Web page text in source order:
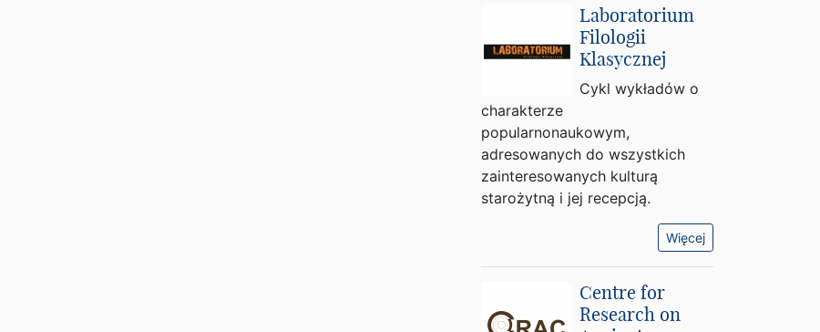
Laboratorium
Filologii
Klasycznej
Cykl wykładów o
charakterze
popularnonaukowym,
adresowanych do wszystkich
zainteresowanych kulturą
starożytną i jej recepcją.
Więcej
Centre for
Research on